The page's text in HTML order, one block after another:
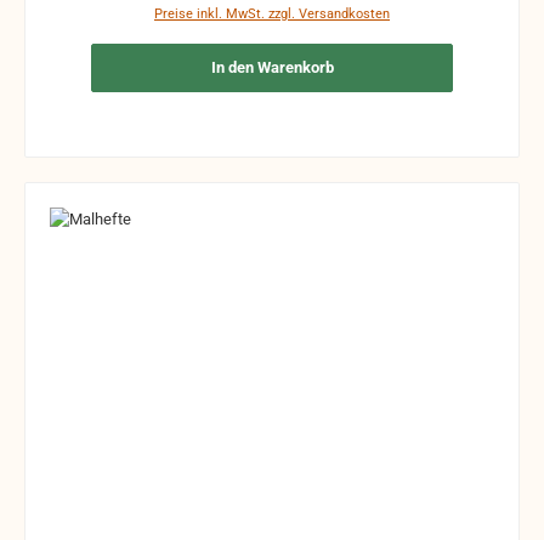
Preise inkl. MwSt. zzgl. Versandkosten
In den Warenkorb